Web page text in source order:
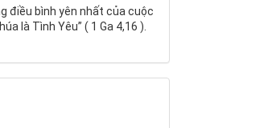
điều bình yên nhất của cuộc
là Tình Yêu” ( 1 Ga 4,16 ).